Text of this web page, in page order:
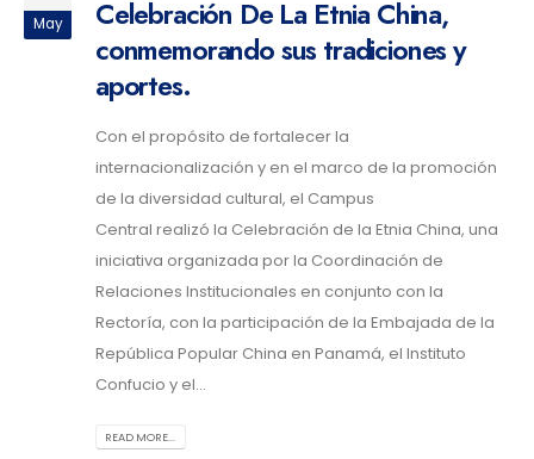
May
Celebración De La Etnia China,
conmemorando sus tradiciones y
aportes.
Con el propósito de fortalecer la
internacionalización y en el marco de la promoción
de la diversidad cultural, el Campus
Central realizó la Celebración de la Etnia China, una
iniciativa organizada por la Coordinación de
Relaciones Institucionales en conjunto con la
Rectoría, con la participación de la Embajada de la
República Popular China en Panamá, el Instituto
Confucio y el...
READ MORE...